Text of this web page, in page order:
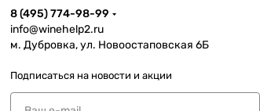
8 (495) 774-98-99
info@winehelp2.ru
м. Дубровка, ул. Новоостаповская 6Б
Подписаться на новости и акции